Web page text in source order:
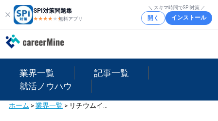
SPI対策問題集
★★★★ ★★
無料アプリ
＼ スキマ時間でSPI対策 ／
開く インストール
業界一覧
記事一覧
就活ノウハウ
ホーム >業界一覧>